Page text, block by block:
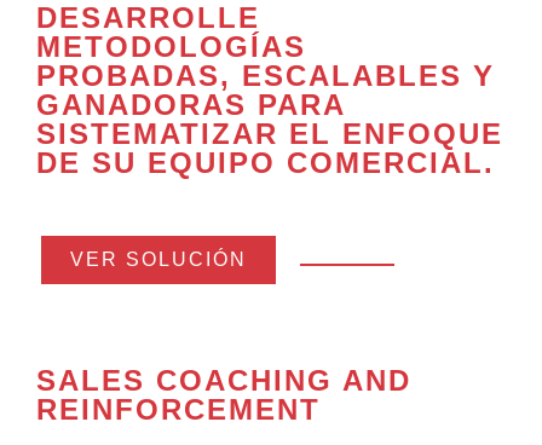
DESARROLLE
METODOLOGÍAS
PROBADAS, ESCALABLES Y
GANADORAS PARA
SISTEMATIZAR EL ENFOQUE
DE SU EQUIPO COMERCIAL.
VER SOLUCIÓN
SALES COACHING AND
REINFORCEMENT